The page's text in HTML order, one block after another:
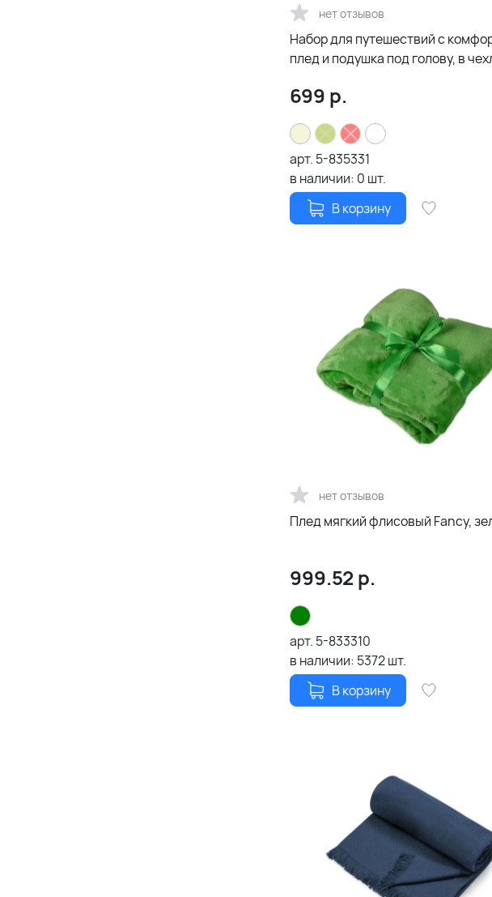
нет отзывов
Набор для путешествий с
плед и подушка под голову, в
699 р.
арт. 5-835331
в наличии: 0 шт.
В корзину
нет отзывов
Плед мягкий флисовый Fancy,
999.52 р.
арт. 5-833310
в наличии: 5372шт.
В корзину